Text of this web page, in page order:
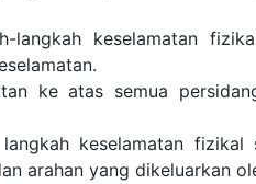
langkah keselamatan
ke atas semua
keselamatan fizikal
arahan yang dikeluarkan